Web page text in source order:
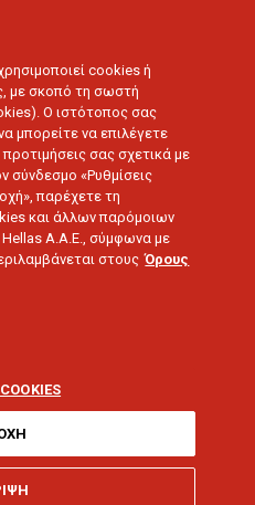
cookies ή
με σκοπό τη σωστή
Ο ιστότοπος σας
μπορείτε να επιλέγετε
σας σχετικά με
«Ρυθμίσεις
παρέχετε τη
και άλλων παρόμοιων
A.A.E., σύμφωνα με
στους Όρους